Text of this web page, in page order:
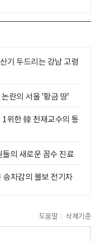
기 두드리는 강남 고령
란의 서울 '황금 땅'
위한 韓 천재교수의 통
의 새로운 꼼수 진료
차감의 볼보 전기차
도움말 삭제기준